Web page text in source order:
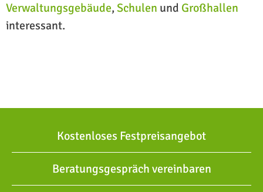
Verwaltungsgebäude,Schulen und Großhallen
interessant.
Kostenloses Festpreisangebot
Beratungsgespräch vereinbaren